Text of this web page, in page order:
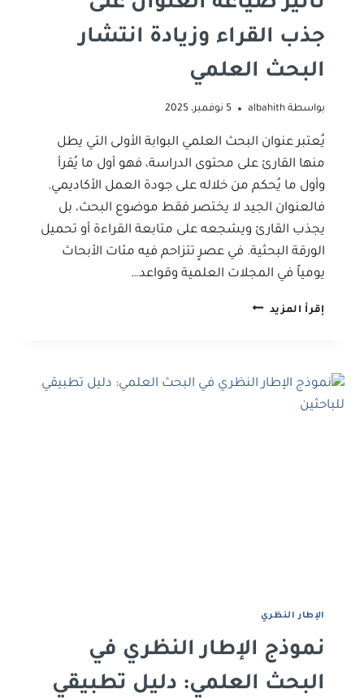
جذب القراء وزيادة انتشار
البحث العلمي
بواسطة albahith 5 نوفمبر، 2025
يُعتبر عنوان البحث العلمي البوابة الأولى التي يطل
منها القارئ على محتوى الدراسة، فهو أول ما يُقرأ
وأول ما يُحكم من خلاله على جودة العمل الأكاديمي.
فالعنوان الجيد لا يختصر فقط موضوع البحث، بل
يجذب القارئ ويشجعه على متابعة القراءة أو تحميل
الورقة البحثية. في عصرٍ تتزاحم فيه مئات الأبحاث
يومياً في المجلات العلمية وقواعد…
إقرأ المزيد تأثير
القراء
اﻹﻃﺎر اﻟﻨﻈﺮي
نموذج الإطار النظري في
البحث العلمي: دليل تطبيقي